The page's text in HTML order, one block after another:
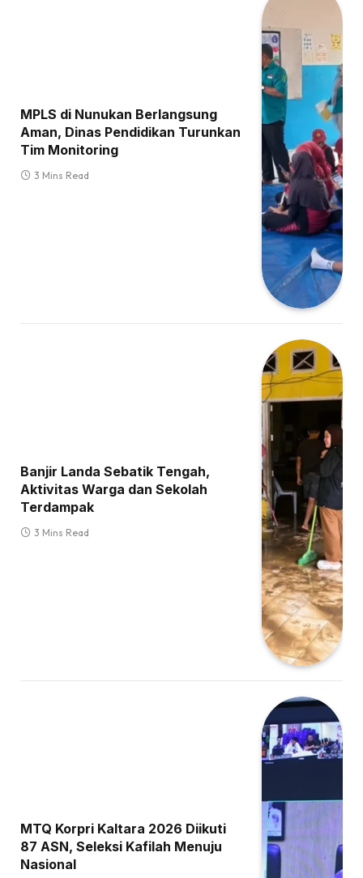
MPLS di Nunukan Berlangsung
Aman, Dinas Pendidikan Turunkan
Tim Monitoring
3 Mins Read
Banjir Landa Sebatik Tengah,
Aktivitas Warga dan Sekolah
Terdampak
3 Mins Read
MTQ Korpri Kaltara 2026 Diikuti
87 ASN, Seleksi Kafilah Menuju
Nasional